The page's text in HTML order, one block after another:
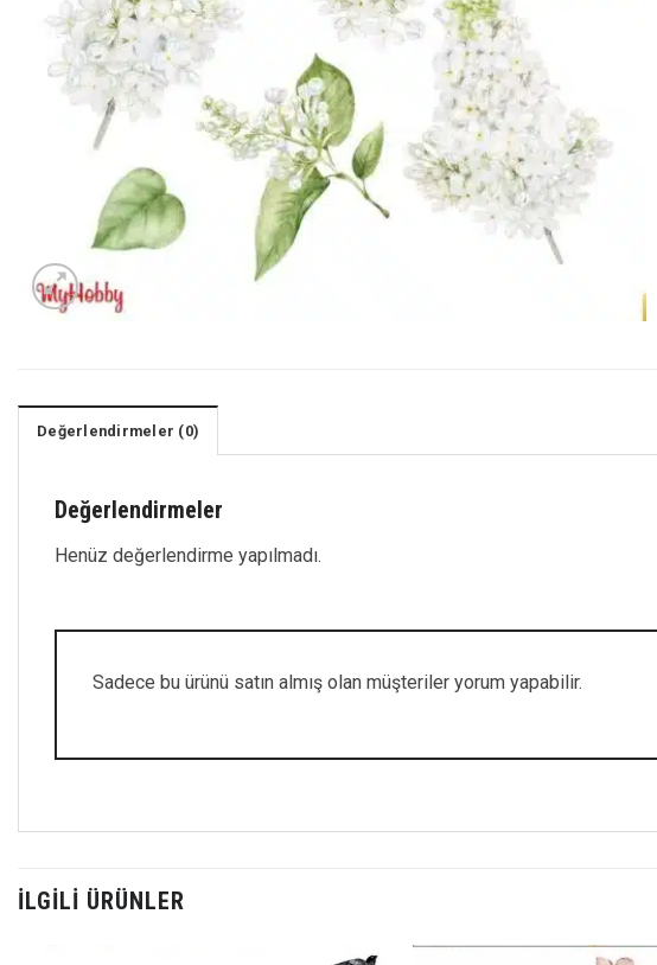
Değerlendirmeler (0)
Değerlendirmeler
Henüz değerlendirme yapılmadı.
Sadece bu ürünü satın almış olan müşteriler yorum yapabilir.
İLGILI ÜRÜNLER